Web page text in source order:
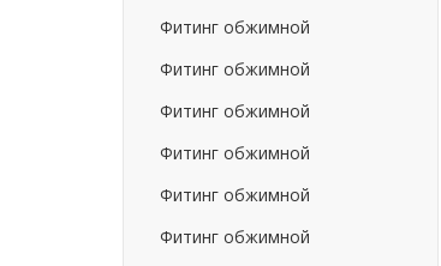
Фитинг обжимной
Фитинг обжимной
Фитинг обжимной
Фитинг обжимной
Фитинг обжимной
Фитинг обжимной